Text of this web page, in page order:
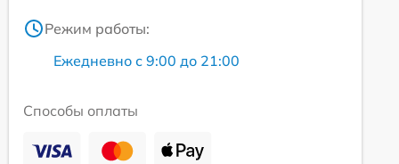
Режим работы:
Ежедневно с 9:00 до 21:00
Способы оплаты